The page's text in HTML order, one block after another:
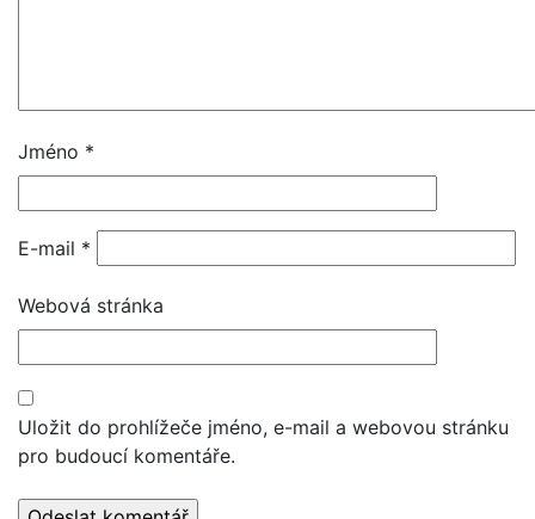
Jméno *
E-mail *
Webová stránka
Uložit do prohlížeče jméno, e-mail a webovou stránku
pro budoucí komentáře.